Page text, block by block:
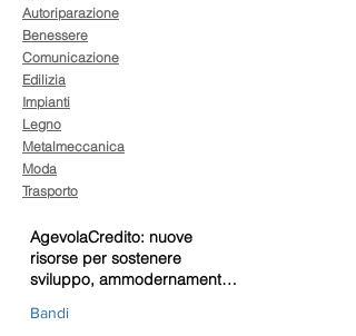
Autoriparazione
Benessere
Comunicazione
Edilizia
Impianti
Legno
Metalmeccanica
Moda
Trasporto
AgevolaCredito: nuove
risorse per sostenere
sviluppo, ammodernamento
Bandi